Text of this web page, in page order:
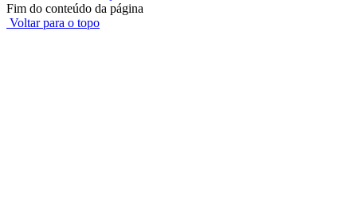
Fim do conteúdo da página
Voltar para o topo